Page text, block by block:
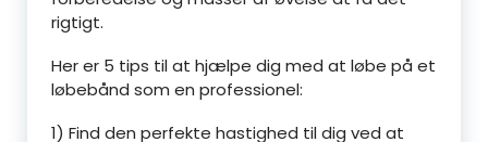
rigtigt.
Her er 5 tips til at hjælpe dig med at løbe på et
løbebånd som en professionel:
1) Find den perfekte hastighed til dig ved at